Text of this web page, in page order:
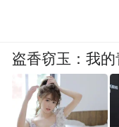
盗香窃玉：我